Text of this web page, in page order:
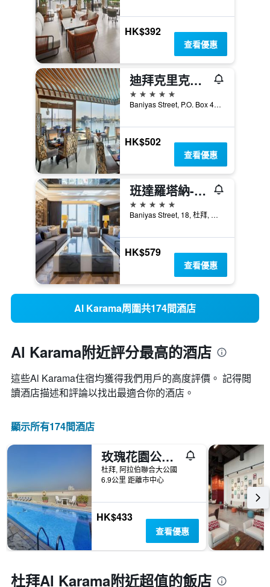
HK$392
查看優惠
迪拜克里克喜來登酒店大廈
5星級
Baniyas Street, P.O. Box 4250, 杜拜, 阿拉伯聯合大公國
HK$502
查看優惠
班達羅塔納- 迪拜河酒店
5星級
Baniyas Street, 18, 杜拜, 阿拉伯聯合大公國
HK$579
查看優惠
Al Karama周圍共174間酒店
Al Karama附近評分最高的酒店
這些Al Karama​住宿均獲得我們用戶的高度評價。 記得閲
讀酒店描述和評論以找出最適合你的酒店。
顯示所有174間酒店
玫瑰花園公寓酒店- 布爾迪拜
杜拜, 阿拉伯聯合大公國
6.9公里 距離市中心
HK$433
查看優惠
杜拜Al Karama附近超值的飯店